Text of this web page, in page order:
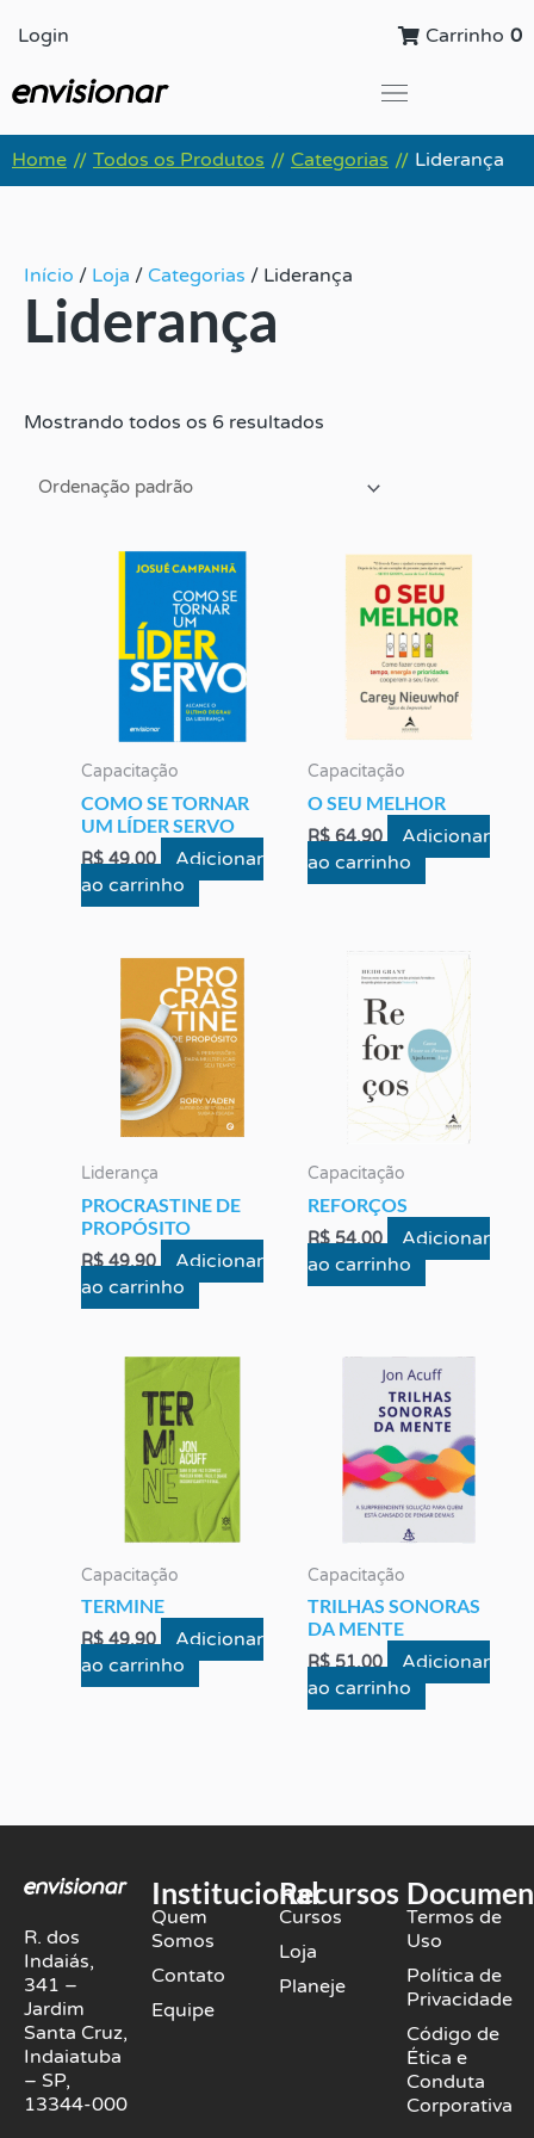
para
conteúdo
Login Carrinho 0
Home // Todos os Produtos // Categorias // Liderança
Início / Loja / Categorias / Liderança
Liderança
Mostrando todos os 6 resultados
Capacitação
COMO SE TORNAR
UM LÍDER SERVO
R$49,00
Adicionar
ao carrinho
Capacitação
O SEU MELHOR
R$64,90
Adicionar
ao carrinho
Liderança
PROCRASTINE DE
PROPÓSITO
R$49,90
Adicionar
ao carrinho
Capacitação
REFORÇOS
R$54,00
Adicionar
ao carrinho
Capacitação
TERMINE
R$49,90
Adicionar
ao carrinho
Capacitação
TRILHAS SONORAS
DA MENTE
R$51,00
Adicionar
ao carrinho
R. dos
Indaiás,
341 –
Jardim
Santa Cruz,
Indaiatuba
– SP,
13344-000
Institucional
Quem
Somos
Contato
Equipe
Recursos
Cursos
Loja
Planeje
Termos de
Uso
Política de
Privacidade
Código de
Ética e
Conduta
Corporativa